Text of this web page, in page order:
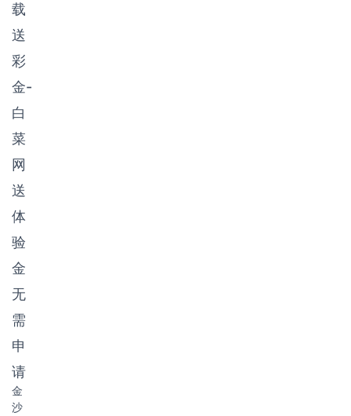
载
送
彩
金-
白
菜
网
送
体
验
金
无
需
申
请
金
沙